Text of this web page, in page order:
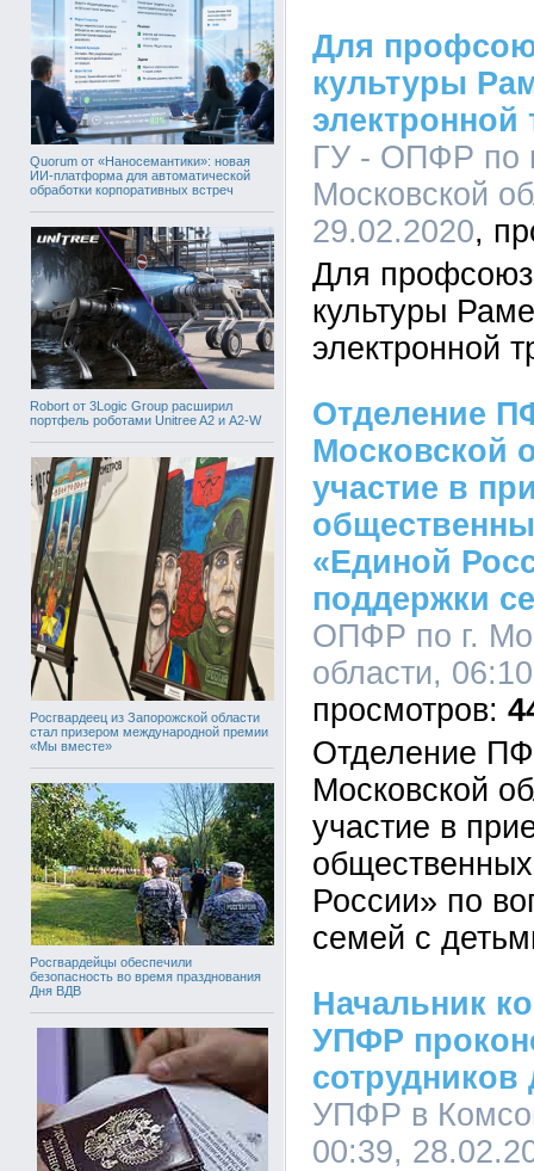
Quorum от «Наносемантики»: новая
ИИ-платформа для автоматической
обработки корпоративных встреч
Robort от 3Logic Group расширил
портфель роботами Unitree A2 и A2-W
Росгвардеец из Запорожской области
стал призером международной премии
«Мы вместе»
Росгвардейцы обеспечили
безопасность во время празднования
Дня ВДВ
Для
культуры
электронной
ГУ - ОПФР по
Московской
29.02.2020
Для
культуры
электронной
Отделение
Московской
участие в
«Единой
поддержки
ОПФР по г.
области,
Отделение
Московской
участие в
России» по
семей с
Начальник
УПФР
сотрудников
УПФР в
00:39,